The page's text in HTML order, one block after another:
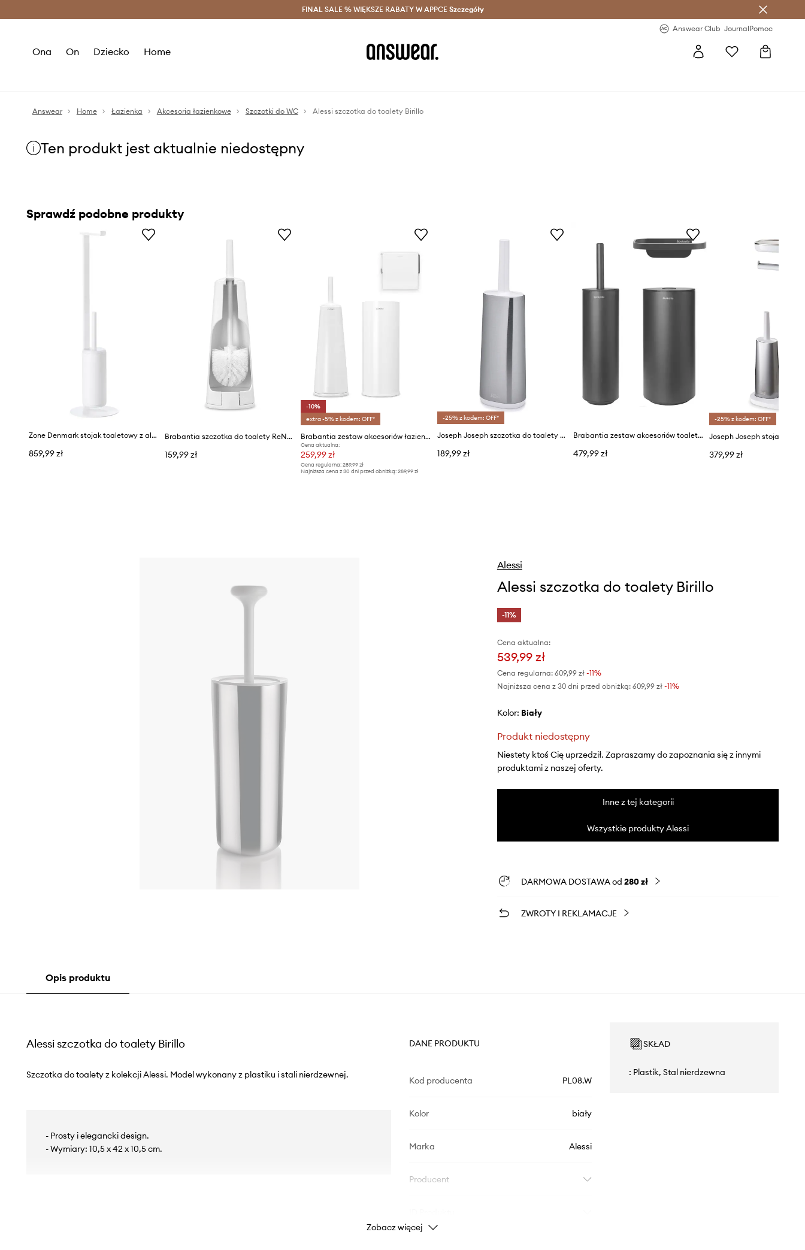
Oszczędzaj z Answear Club > Dostawa nawet w 24h >
FINAL SALE % WIĘKSZE RABATY W APPCE Szczegóły
Answear Club JournalPomoc
Ona On Dziecko Home
Answear Home Łazienka Akcesoria łazienkowe Szczotki do WC Alessi szczotka do toalety Birillo
Ten produkt jest aktualnie niedostępny
Sprawdź podobne produkty
Zone Denmark stojak toaletowy z aluminium
859,99 zł
Brabantia szczotka do toalety ReNew
159,99 zł
-10%
extra -5% z kodem: OFF*
Brabantia zestaw akcesoriów łazienkowych ReNew 3-pack
Cena aktualna:
259,99 zł
Cena regularna: 289,99 zł
Najniższa cena z 30 dni przed obniżką: 289,99 zł
-25% z kodem: OFF*
Joseph Joseph szczotka do toalety Flex™
189,99 zł
Brabantia zestaw akcesoriów toaletowych MindSet 3-pack
479,99 zł
-25% z kodem: OFF*
379,99 zł
Alessi
Alessi szczotka do toalety Birillo
-11%
Cena aktualna:
539,99 zł
Cena regularna: 609,99 zł-11%
Najniższa cena z 30 dni przed obniżką: 609,99 zł -11%
Kolor: biały
Produkt niedostępny
Niestety ktoś Cię uprzedził. Zapraszamy do zapoznania się z innymi
produktami z naszej oferty.
Inne z tej kategorii
Wszystkie produkty Alessi
DARMOWA DOSTAWA od 280 zł
ZWROTY I REKLAMACJE
Opis produktu
Alessi szczotka do toalety Birillo
Szczotka do toalety z kolekcji Alessi. Model wykonany z plastiku i stali nierdzewnej.
- Prosty i elegancki design.
- Wymiary: 10,5 x 42 x 10,5 cm.
DANE PRODUKTU
Kod producenta PL08.W
Kolor biały
Marka Alessi
Producent
SKŁAD
: Plastik, Stal nierdzewna
Zobacz więcej